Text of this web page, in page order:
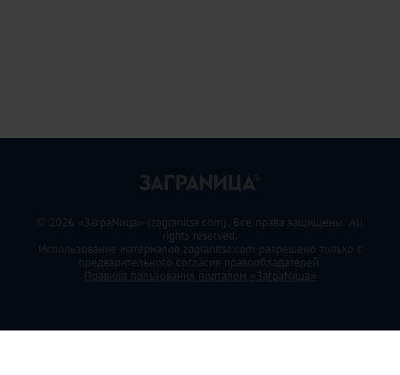
© 2026 «ЗаграNица» (zagranitsa.com). Все права защищены. All
rights reserved.
Использование материалов zagranitsa.com разрешено только с
предварительного согласия правообладателей.
Правила пользования порталом «ЗаграNица»